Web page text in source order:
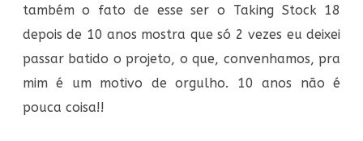
também o fato de esse ser o Taking Stock 18
depois de 10 anos mostra que só 2 vezes eu deixei
passar batido o projeto, o que, convenhamos, pra
mim é um motivo de orgulho. 10 anos não é
pouca coisa!!